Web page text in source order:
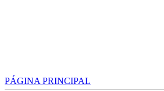
PÁGINA PRINCIPAL